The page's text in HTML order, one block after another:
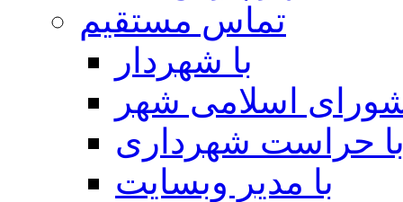
تماس مستقیم
با شهردار
اسلامی شهر
حراست شهرداری
با مدیر وبسایت